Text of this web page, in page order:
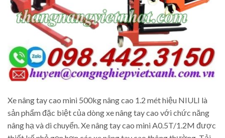
Xe nâng tay cao mini 500kg nâng cao 1.2 mét hiệu NIULI là
sản phẩm đặc biệt của dòng xe nâng tay cao với chức năng
nâng hạ và di chuyển. Xe nâng tay cao mini A0.5T/1.2M được